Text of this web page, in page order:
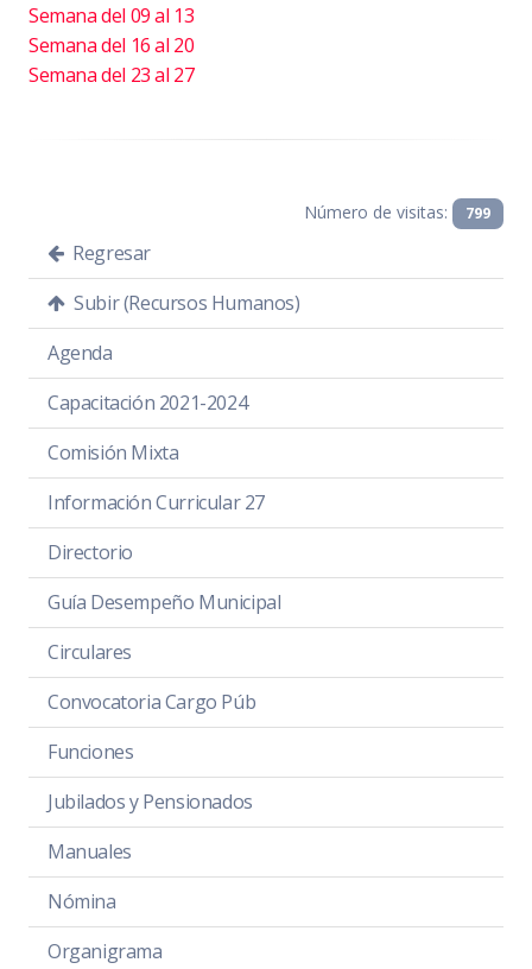
Semana del 09 al 13
Semana del 16 al 20
Semana del 23 al 27
Número de visitas: 799
Regresar
Subir (Recursos Humanos)
Agenda
Capacitación 2021-2024
Comisión Mixta
Información Curricular 27
Directorio
Guía Desempeño Municipal
Circulares
Convocatoria Cargo Púb
Funciones
Jubilados y Pensionados
Manuales
Nómina
Organigrama